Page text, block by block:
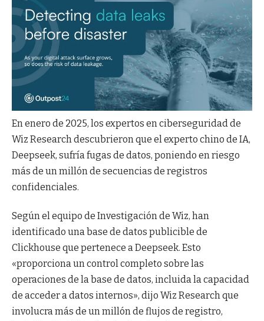
En enero de 2025, los expertos en ciberseguridad de
Wiz Research descubrieron que el experto chino de IA,
Deepseek, sufría fugas de datos, poniendo en riesgo
más de un millón de secuencias de registros
confidenciales.
Según el equipo de Investigación de Wiz, han
identificado una base de datos publicible de
Clickhouse que pertenece a Deepseek. Esto
«proporciona un control completo sobre las
operaciones de la base de datos, incluida la capacidad
de acceder a datos internos», dijo Wiz Research que
involucra más de un millón de flujos de registro,